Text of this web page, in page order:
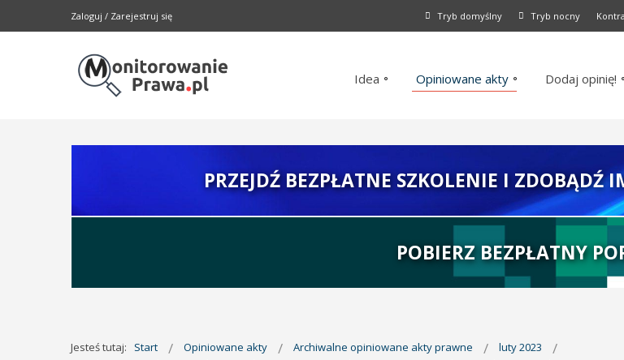
Zaloguj / Zarejestruj się Tryb domyślny Tryb nocny
Idea Opiniowane akty Dodaj opinię!
PRZEJDŹ BEZPŁATNE SZKOLENIE I ZDOBĄDŹ
POBIERZ BEZPŁATNY
Jesteś tutaj: Start Opiniowane akty Archiwalne opiniowane akty prawne
luty 2023